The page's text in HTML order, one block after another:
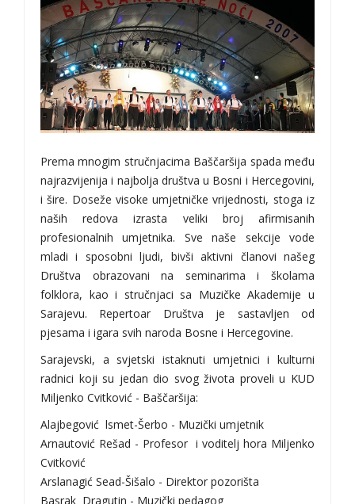
Prema mnogim stručnjacima Baščaršija spada među
najrazvijenija i najbolja društva u Bosni i Hercegovini,
i šire. Doseže visoke umjetničke vrijednosti, stoga iz
naših redova izrasta veliki broj afirmisanih
profesionalnih umjetnika. Sve naše sekcije vode
mladi i sposobni ljudi, bivši aktivni članovi našeg
Društva obrazovani na seminarima i školama
folklora, kao i stručnjaci sa Muzičke Akademije u
Sarajevu. Repertoar Društva je sastavljen od
pjesama i igara svih naroda Bosne i Hercegovine.
Sarajevski, a svjetski istaknuti umjetnici i kulturni
radnici koji su jedan dio svog života proveli u KUD
Miljenko Cvitković - Baščaršija:
Alajbegović lsmet-Šerbo - Muzički umjetnik
Arnautović Rešad - Profesor i voditelj hora Miljenko
Cvitković
Arslanagić Sead-Šišalo - Direktor pozorišta
Basrak Dragutin - Muzički pedagog